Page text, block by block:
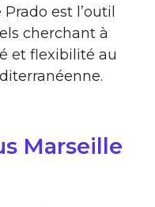
est l’outil
cherchant à
et flexibilité au
Marseille